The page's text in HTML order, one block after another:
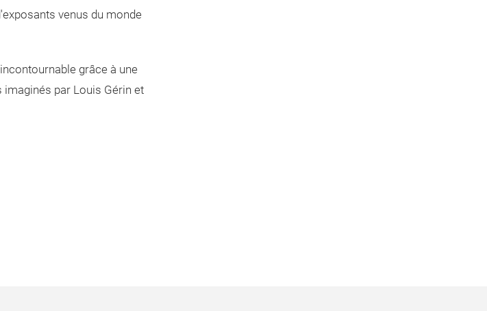
venus du monde
grâce à une
par Louis Gérin et